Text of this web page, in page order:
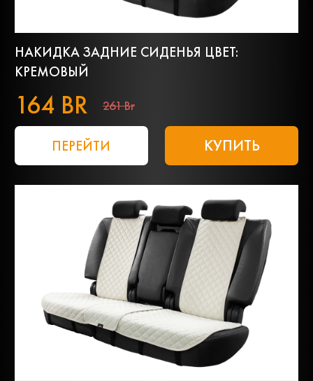
НАКИДКА ЗАДНИЕ СИДЕНЬЯ ЦВЕТ:
КРЕМОВЫЙ
164 BR 261 Br
ПЕРЕЙТИ КУПИТЬ